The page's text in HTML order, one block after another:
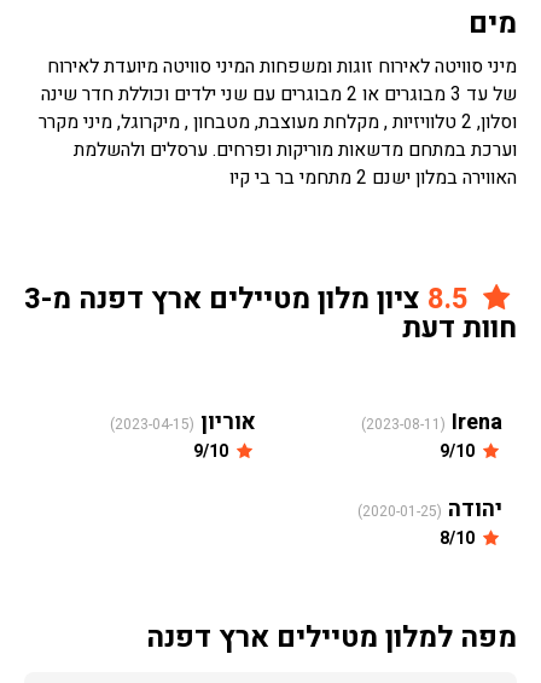
מים
מיני סוויטה לאירוח זוגות ומשפחות המיני סוויטה מיועדת לאירוח
של עד 3 מבוגרים או 2 מבוגרים עם שני ילדים וכוללת חדר שינה
וסלון, 2 טלוויזיות , מקלחת מעוצבת, מטבחון , מיקרוגל, מיני מקרר
וערכת במתחם מדשאות מוריקות ופרחים. ערסלים ולהשלמת
האווירה במלון ישנם 2 מתחמי בר בי קיו
ציון מלון מטיילים ארץ דפנה מ-3
חוות דעת
Irena
(2023-08-11) אוריון (2023-04-15)
יהודה (2020-01-25)
מפה למלון מטיילים ארץ דפנה